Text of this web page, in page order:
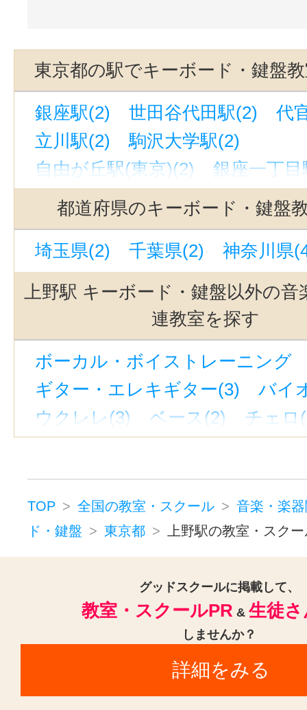
東京都の駅でキーボード・鍵盤
銀座駅(2) 世田谷代田駅(2)
代
立川駅(2)
駒沢大学駅(2)
自由が丘駅(東京)(2)
銀座一丁目
西太子堂駅(2)
吉祥寺駅(2)
奥
池袋駅(2)
下北沢駅(2)
若林駅(
京成上野駅(2)
緑が丘駅(東京)(2)
池ノ上駅(2)
恵比寿駅(東京)(2)
東北沢駅(2)
町田駅(2)
三軒茶屋駅(2)
渋谷
神泉駅(1)
水道橋駅(1)
立川南
神保町駅(1)
新線池袋駅(1)
表
上野御徒町駅(1)
東京駅(1)
都道府県のキーボード・鍵盤
埼玉県(2) 千葉県(2)
神奈川県
上野駅 キーボード・鍵盤以外の音
連教室を探す
ボーカル・ボイストレーニング
ギター・エレキギター(3)
バイ
ウクレレ(3)
ベース(2)
チェロ
ジャズピアノ(1)
ドラム(3)
和
パーカッション(1)
オカリナ(1)
ハーモニカ(1)
トロンボーン(2)
チューバ(1)
フルート(3)
サッ
トランペット(3)
クラリネット
ゴスペル(1)
ジャズ(1)
民族楽
二胡(3)
三味線(3)
沖縄三線(3)
ホルン(2)
音楽・楽器その他(3)
TOP 全国の教室・スクール
音楽・楽
ド・鍵盤
東京都 上野駅の教室・スク
グッドスクールに掲載して、
教室・スクールPR & 生徒
しませんか？
詳細をみる